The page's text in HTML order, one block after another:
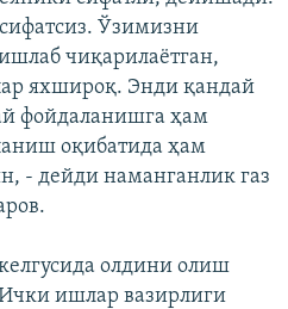
Ўзимизни
чиқарилаётган,
яхшироқ. Энди қандай
фойдаланишга ҳам
оқибатида ҳам
- дейди наманганлик газ
олдини олиш
ишлар вазирлиги